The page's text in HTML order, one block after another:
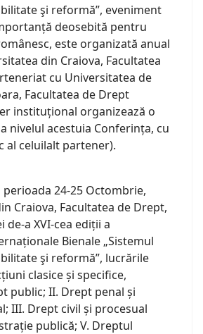
şi reformă”, eveniment
deosebită pentru
este organizată anual
din Craiova, Facultatea
cu Universitatea de
Facultatea de Drept
instituțional organizează o
nivelul acestuia Conferința, cu
al celuilalt partener).
perioada 24-25 Octombrie,
Craiova, Facultatea de Drept,
de-a XVI-cea ediții a
Bienale „Sistemul
şi reformă”, lucrările
clasice și specifice,
public; II. Drept penal și
III. Drept civil și procesual
publică; V. Dreptul